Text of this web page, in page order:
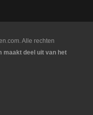
Alle rechten
maakt deel uit van het